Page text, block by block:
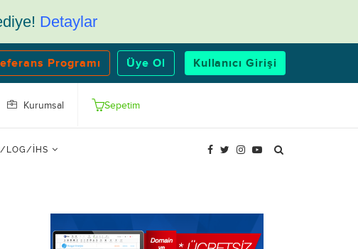
Detaylar
Programı Üye Ol Kullanıcı Girişi
Kurumsal Sepetim
LOG/IHS